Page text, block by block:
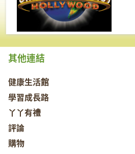
其他連結
健康生活館
學習成長路
丫丫有禮
評論
購物